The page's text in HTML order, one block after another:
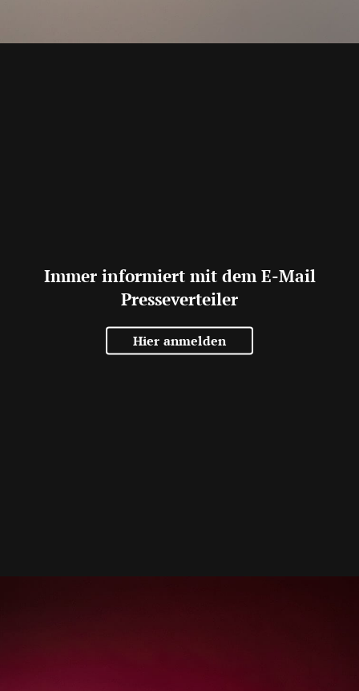
Immer informiert mit dem E-Mail
Presseverteiler
Hier anmelden